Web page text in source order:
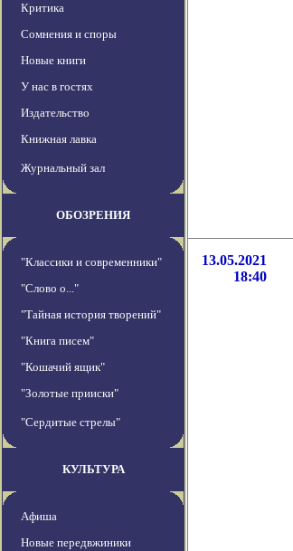
Критика
Сомнения и споры
Новые книги
У нас в гостях
Издательство
Книжная лавка
Журнальный зал
ОБОЗРЕНИЯ
"Классики и современники"
"Слово о..."
"Тайная история творений"
"Книга писем"
"Кошачий ящик"
"Золотые прииски"
"Сердитые стрелы"
КУЛЬТУРА
Афиша
Новые передвжиники
13.05.2021
18:40